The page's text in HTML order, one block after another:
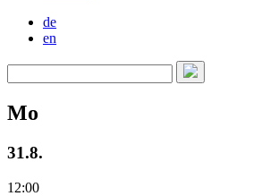
de
en
Mo
31.8.
12:00